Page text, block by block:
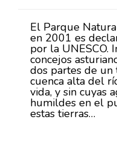
El Parque
en 2001 es
por la UNESCO.
concejos
dos partes de
cuenca alta del
vida, y sin cuyas
humildes en el
estas tierras…